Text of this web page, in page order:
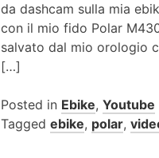
da dashcam sulla mia
con il mio fido Polar
salvato dal mio orologio
[…]
Posted in Ebike, Youtube
Tagged ebike, polar,